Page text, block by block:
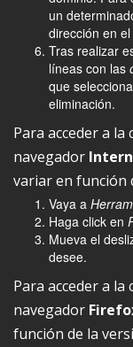
un
dirección en
Tras realizar
líneas con las
que
eliminación.
Para acceder a
navegador
variar en función
Vaya a
Haga click en
Mueva el
desee.
Para acceder a
navegador
función de la